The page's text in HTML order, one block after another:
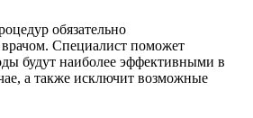
обязательно
врачом. Специалист поможет
будут наиболее эффективными в
а также исключит возможные